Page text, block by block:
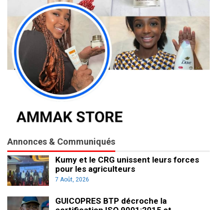
Annonces & Communiqués
Kumy et le CRG unissent leurs forces
pour les agriculteurs
7 Août, 2026
GUICOPRES BTP décroche la